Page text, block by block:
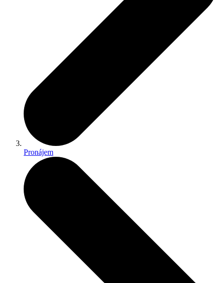
Pronájem